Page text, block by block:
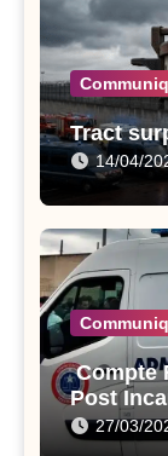
Tract
14/04/
Compte
Post
27/03/